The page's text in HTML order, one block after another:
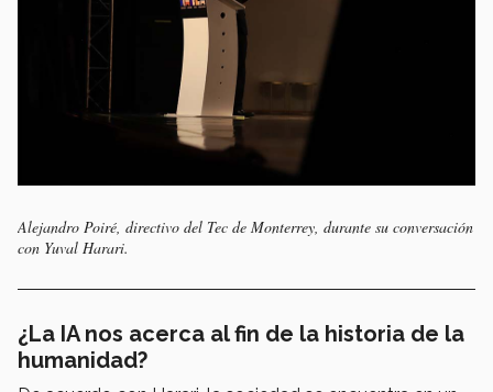
Alejandro Poiré, directivo del Tec de Monterrey, durante su conversación
con Yuval Harari.
¿La IA nos acerca al fin de la historia de la
humanidad?